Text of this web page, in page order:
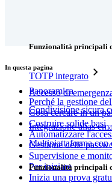
Funzionalità principali
TOTP integrato
Accesso di
Condivisione sicura
Integrazione alias
Multipiattaforma
Funzionalità principali
In questa pagina
Panoramica
Perché la gestione
Cosa cercare in un
Costruire solide basi
Automatizzare
Gestione delle
Supervisione e
Per iniziare
Inizia una prova